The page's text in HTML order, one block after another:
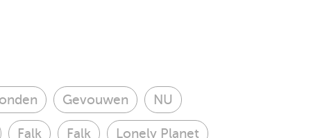
Gevouwen NU
Falk Falk Lonely Planet